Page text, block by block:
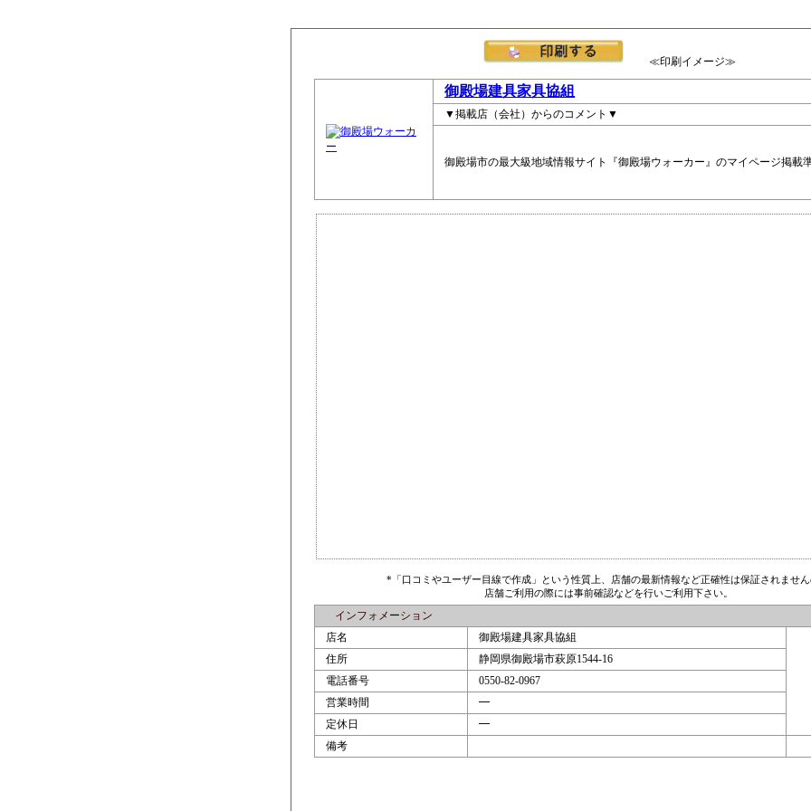
≪印刷イメージ≫
御殿場建具家具協組
▼掲載店（会社）からのコメント▼
御殿場市の最大級地域情報サイト『御殿場ウォーカー』のマイページ掲載
*「口コミやユーザー目線で作成」という性質上、店舗の最新情報など正確性は保証されませ
店舗ご利用の際には事前確認などを行いご利用下さい。
インフォメーション
店名
御殿場建具家具協組
住所
静岡県御殿場市萩原1544-16
電話番号
0550-82-0967
営業時間
━
定休日
━
備考